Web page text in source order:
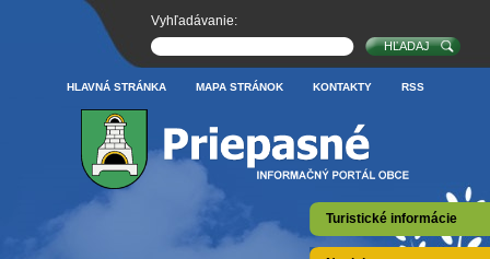
Turistické informácie
HLAVNÁ STRÁNKA MAPA STRÁNOK KONTAKTY RSS
Vyhľadávanie: